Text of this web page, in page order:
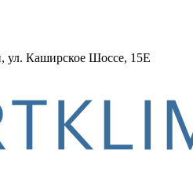
ул. Каширское Шоссе, 15Е